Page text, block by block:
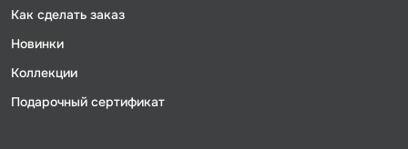
Как сделать заказ
Новинки
Коллекции
Подарочный сертификат